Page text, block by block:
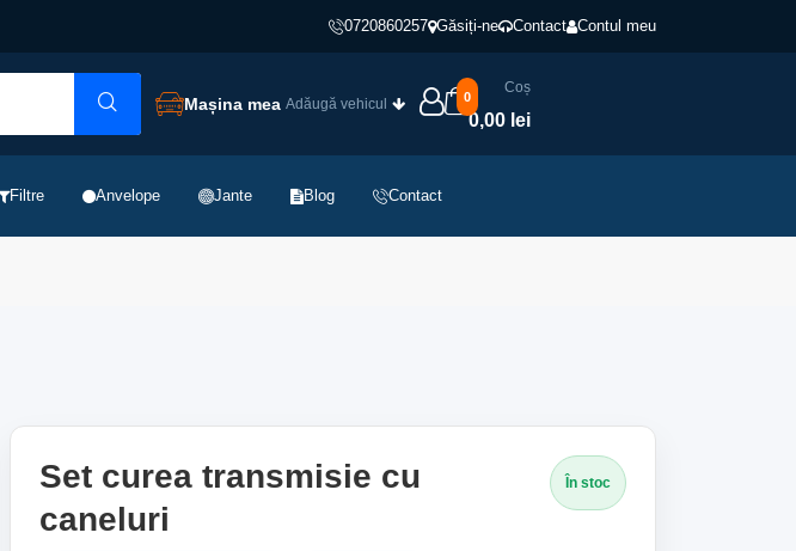
0720860257 Găsiți-ne Contact Contul meu
Mașina mea Adăugă vehicul 0
Coș
0,00 lei
Filtre Anvelope Jante Blog Contact
Set curea transmisie cu
caneluri
În stoc